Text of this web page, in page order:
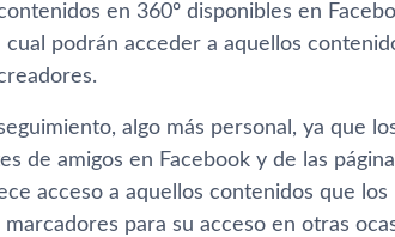
en 360º disponibles en
podrán acceder a aquellos
algo más personal, ya que
de amigos en Facebook y de las
acceso a aquellos contenidos que
para su acceso en otras